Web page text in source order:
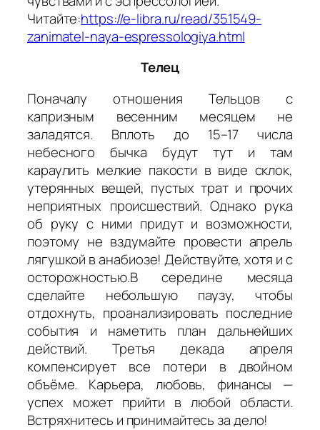
Читайте:https://e-libra.ru/read/351549-
zanimatel-naya-espressologiya.html
Телец
Поначалу отношения Тельцов с
капризным весенним месяцем не
заладятся. Вплоть до 15–17 числа
небесного бычка будут тут и там
караулить мелкие пакости в виде склок,
утерянных вещей, пустых трат и прочих
неприятных происшествий. Однако рука
об руку с ними придут и возможности,
поэтому не вздумайте провести апрель
лягушкой в анабиозе! Действуйте, хотя и с
осторожностью.В середине месяца
сделайте небольшую паузу, чтобы
отдохнуть, проанализировать последние
события и наметить план дальнейших
действий. Третья декада апреля
компенсирует все потери в двойном
объёме. Карьера, любовь, финансы —
успех может прийти в любой области.
Встряхнитесь и принимайтесь за дело!